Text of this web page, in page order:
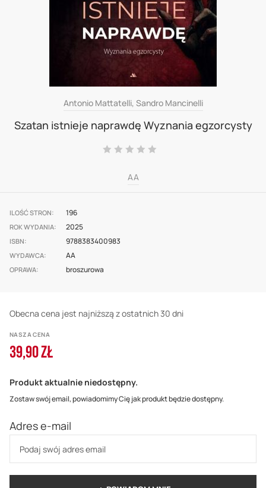
images
gallery
Antonio Mattatelli, Sandro Mancinelli
Szatan istnieje naprawdę Wyznania egzorcysty
Ocena:
AA
ILOŚĆ STRON 196
ROK WYDANIA 2025
ISBN 9788383400983
WYDAWCA AA
OPRAWA broszurowa
Obecna cena jest najniższą z ostatnich 30 dni
NASZA CENA
39,90 ZŁ
Produkt aktualnie niedostępny.
Zostaw swój email, powiadomimy Cię jak produkt będzie dostępny.
Adres e-mail